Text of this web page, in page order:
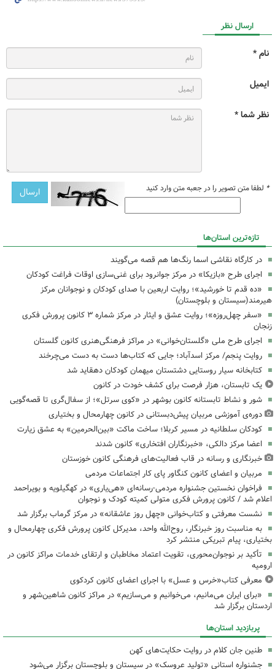
ارسال نظر
نام *
ایمیل
نظر شما *
* لطفا متن تصویر را در جعبه متن وارد کنید
تازه‌ترین استان‌ها
در کارگاه نقاشی اسما رنگ‌ها هم قصه می‌گویند
اجرای طرح «بازیکا» در مرکز جوانرود برای غنی‌سازی اوقات فراغت کودکان
«ده قدم تا خورشید»؛ روایت اربعین با صدای کودکان و نوجوانان مرکز
هیرمند(سیستان و بلوچستان)
«سفر چهل‌روزه»؛ روایت عشق و ایثار در مرکز شماره ۳ کانون پرورش فکری
زنجان
اجرای طرح ملی «گلستان‌خوانی» در مراکز فرهنگی‌هنری کانون گلستان
روایت پنجم/ مرکز اسدآباد؛ جایی که کتاب‌ها دست به دست می‌چرخند
کتابخانه سیار روستایی دشتستان میهمان کودکان دهقاید شد
یک تابستان، هزار فرصت برای کشف خودت در کانون
شور و نشاط تابستانه کانون بوشهر در «کوی سرتل»؛ از سفال‌گری تا قصه‌گویی
دوره‌ی آموزشی مربیان پیش‌دبستانی در کانون چهارمحال و بختیاری
کودکان سلطانیه در مسیر کربلا؛ ساخت ماکت «بین‌الحرمین» به عشق زیارت
اعضا مرکز دالکی، «خبرنگاران افتخاری» کانون شدند
خبرنگاری و رسانه در قاب فعالیت‌های فرهنگی کانون خوزستان
مربیان و اعضای کانون کنگاور پای کار اجتماعات مردمی
فراخوان نخستین جشنواره مردمی-رسانه‌ای «هی‌یاری» در کهگیلویه و بویراحمد
اعلام شد / کانون پرورش فکری متولی کمیته کودک و نوجوان
نشست معرفتی و کتاب‌خوانی «چهل روز عاشقانه» در مرکز گرماب برگزار شد
به مناسبت روز خبرنگار، روح‌الله واحد، مدیرکل کانون پرورش فکری چهارمحال و
بختیاری، پیام تبریکی منتشر کرد
تأکید بر نوجوان‌محوری، تقویت اعتماد مخاطبان و ارتقای خدمات مراکز کانون در
ارومیه
معرفی کتاب«خرس و عسل» با اجرای اعضای کانون کردکوی
«برای ایران می‌مانیم، می‌خوانیم و می‌سازیم» در مراکز کانون شاهین‌شهر و
اردستان برگزار شد
پربازدید استان‌ها
طنین جان کلام در روایت حکایت‌های کهن
جشنواره استانی «تولید عروسک» در سیستان و بلوچستان برگزار می‌شود